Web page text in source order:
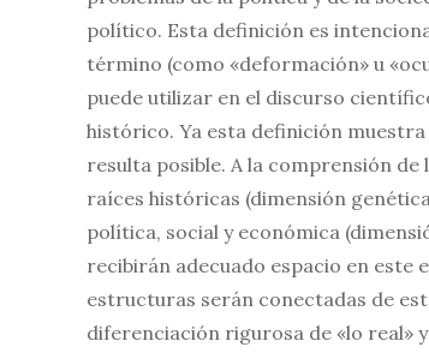
político. Esta definición es
término (como «deformación» u
puede utilizar en el discurso
histórico. Ya esta definición
resulta posible. A la comprensión de
raíces históricas (dimensión
política, social y económica
recibirán adecuado espacio en este
estructuras serán conectadas de
diferenciación rigurosa de «lo real»